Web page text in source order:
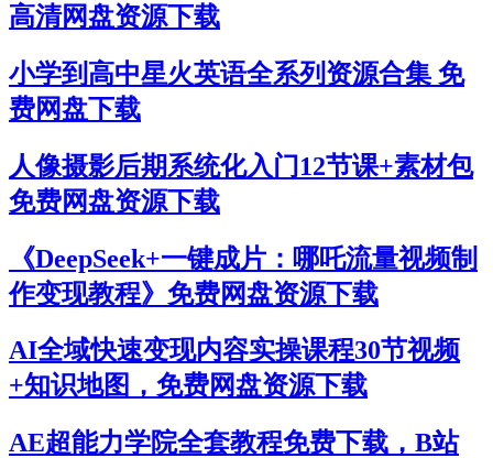
高清网盘资源下载
小学到高中星火英语全系列资源合集 免
费网盘下载
人像摄影后期系统化入门12节课+素材包
免费网盘资源下载
《DeepSeek+一键成片：哪吒流量视频制
作变现教程》免费网盘资源下载
AI全域快速变现内容实操课程30节视频
+知识地图，免费网盘资源下载
AE超能力学院全套教程免费下载，B站